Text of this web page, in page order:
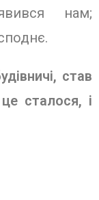
нам;
.
став
сталося, і